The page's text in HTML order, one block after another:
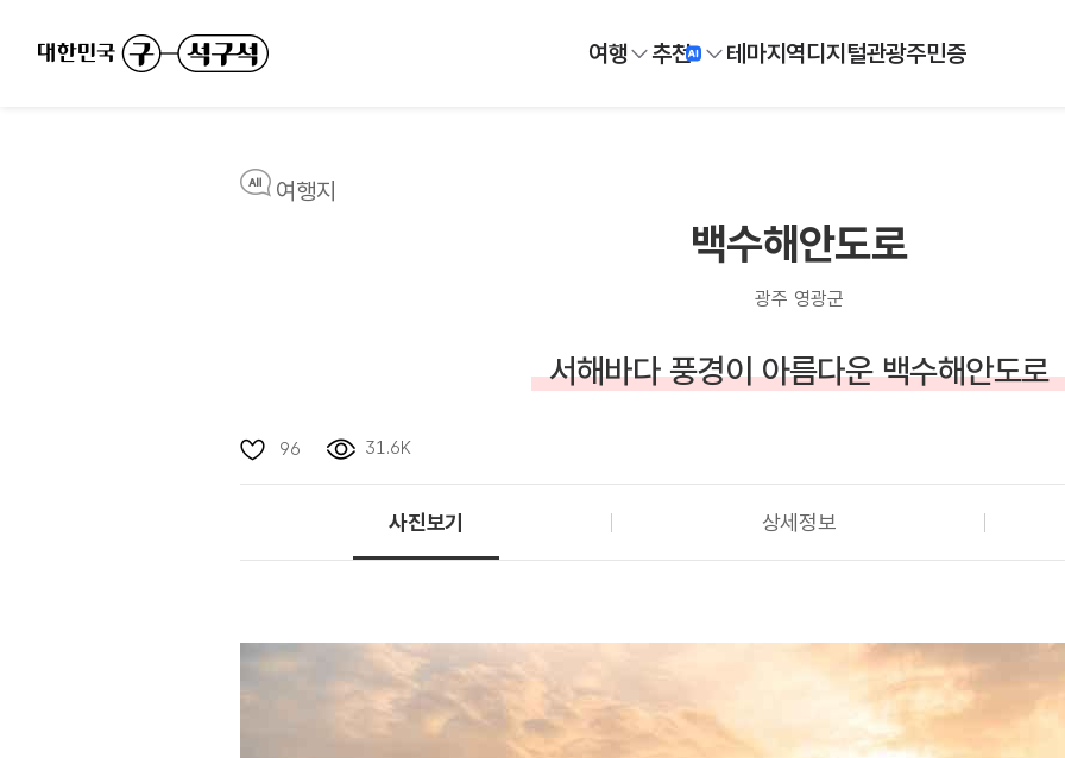
여행 추천 테마지역디지털관광주민증
여행지
백수해안도로
광주 영광군
서해바다 풍경이 아름다운 백수해안도로
96 31.6K
사진보기 상세정보